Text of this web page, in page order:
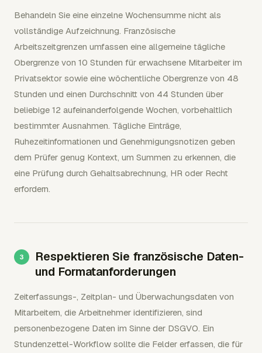
Behandeln Sie eine einzelne Wochensumme nicht als
vollständige Aufzeichnung. Französische
Arbeitszeitgrenzen umfassen eine allgemeine tägliche
Obergrenze von 10 Stunden für erwachsene Mitarbeiter im
Privatsektor sowie eine wöchentliche Obergrenze von 48
Stunden und einen Durchschnitt von 44 Stunden über
beliebige 12 aufeinanderfolgende Wochen, vorbehaltlich
bestimmter Ausnahmen. Tägliche Einträge,
Ruhezeitinformationen und Genehmigungsnotizen geben
dem Prüfer genug Kontext, um Summen zu erkennen, die
eine Prüfung durch Gehaltsabrechnung, HR oder Recht
erfordern.
Respektieren Sie französische Daten-
und Formatanforderungen
Zeiterfassungs-, Zeitplan- und Überwachungsdaten von
Mitarbeitern, die Arbeitnehmer identifizieren, sind
personenbezogene Daten im Sinne der DSGVO. Ein
Stundenzettel-Workflow sollte die Felder erfassen, die für